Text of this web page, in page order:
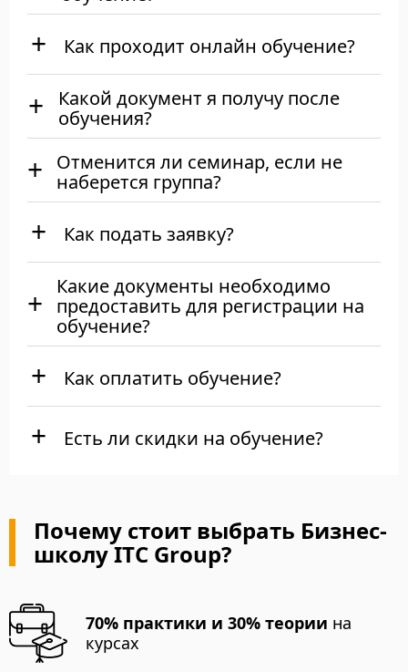
Как проходит онлайн обучение?
Какой документ я получу после
обучения?
Отменится ли семинар, если не
наберется группа?
Как подать заявку?
Какие документы необходимо
предоставить для регистрации на
обучение?
Как оплатить обучение?
Есть ли скидки на обучение?
Почему стоит выбрать Бизнес-
школу ITC Group?
70% практики и 30% теории на
курсах